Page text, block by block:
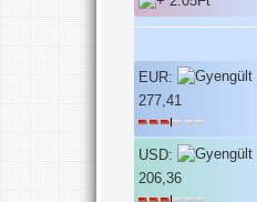
EUR:
277,41
USD:
206,36